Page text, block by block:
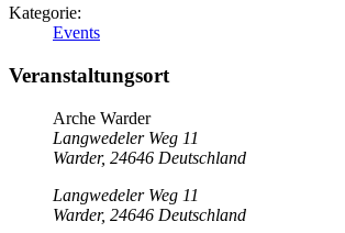
Kategorie:
Events
Veranstaltungsort
Arche Warder
Langwedeler Weg 11
Warder, 24646 Deutschland
Langwedeler Weg 11
Warder, 24646 Deutschland